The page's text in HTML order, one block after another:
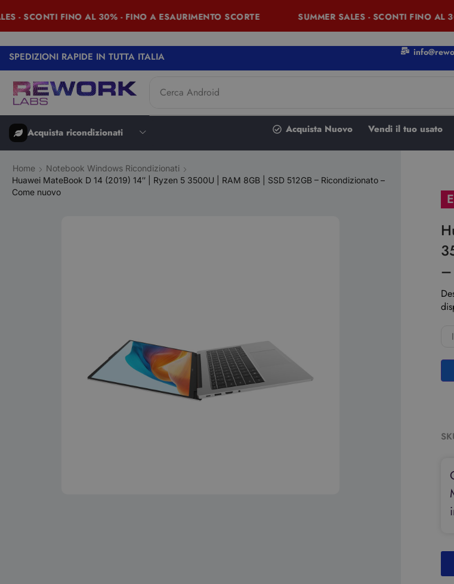
- SCONTI FINO AL 30% - FINO A ESAURIMENTO SCORTE SUMMER SALES - SCONTI FINO AL
SPEDIZIONI RAPIDE IN TUTTA ITALIA
Cerca Android
Acquista ricondizionati Acquista Nuovo Vendi il tuo usato
Home
Notebook Windows Ricondizionati
Huawei MateBook D 14 (2019) 14″ | Ryzen 5 3500U | RAM 8GB | SSD 512GB – Ricondizionato –
Come nuovo
–